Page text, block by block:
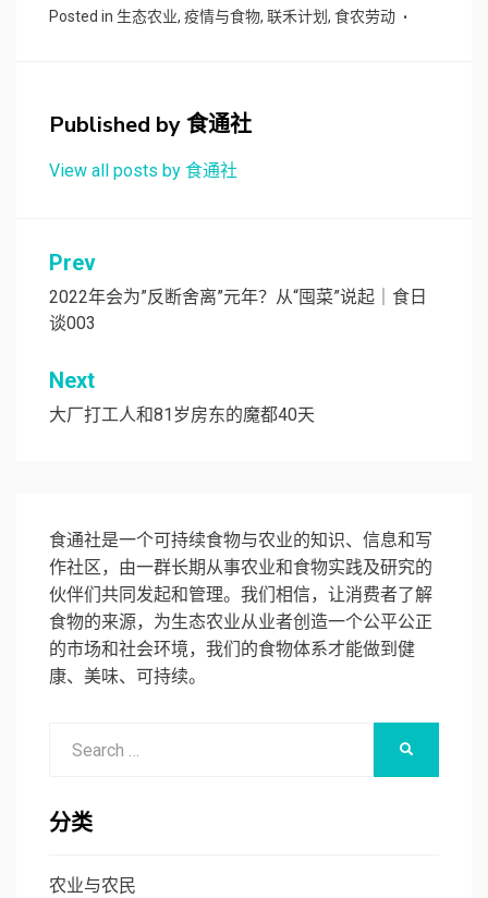
Posted in 生态农业, 疫情与食物, 联禾计划 , 食农劳动
Published by食通社
View all posts by 食通社
文
章
导
航
Prev
2022年会为”反断舍离”元年？从“囤菜”说起｜食日
谈003
Next
大厂打工人和81岁房东的魔都40天
食通社是一个可持续食物与农业的知识、信息和写
作社区，由一群长期从事农业和食物实践及研究的
伙伴们共同发起和管理。我们相信，让消费者了解
食物的来源，为生态农业从业者创造一个公平公正
的市场和社会环境，我们的食物体系才能做到健
康、美味、可持续。
分类
农业与农民